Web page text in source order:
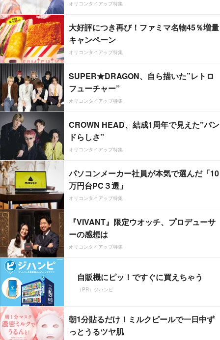
オリコンタイアップ特集
大好評につき再び！ファミマ名物45％増量
キャンペーン
オリコンタイアップ特集
SUPER★DRAGON、自ら描いた”レトロ
フューチャー”
オリコンタイアップ特集
CROWN HEAD、結成1周年で見えた”バン
ドらしさ”
オリコンタイアップ特集
パソコンメーカー社員が本気で選んだ「10
万円台PC３選」
オリコンタイアップ特集
『VIVANT』限定ウオッチ、プロデューサ
ーの感想は
オリコンタイアップ特集
自販機にピッ！ですぐに買えちゃう
（PR）ジハンピ
朝1分貼るだけ！ミルクピールで一日中ず
っとうるツヤ肌